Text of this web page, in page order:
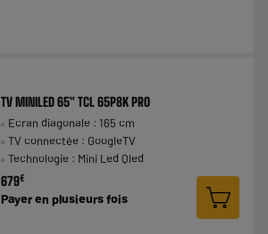
TV MINILED 65" TCL 65P8K PRO
Ecran diagonale : 165 cm
TV connectée : GoogleTV
Technologie : Mini Led Qled
679€
Payer en plusieurs fois